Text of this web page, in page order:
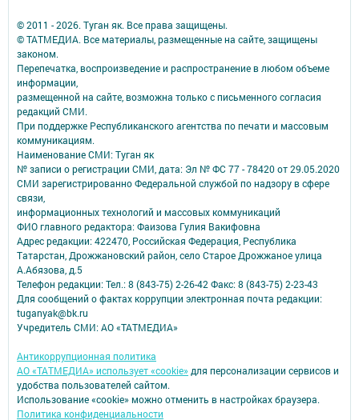
© 2011 - 2026. Туган як. Все права защищены.
© ТАТМЕДИА. Все материалы, размещенные на сайте, защищены
законом.
Перепечатка, воспроизведение и распространение в любом объеме
информации,
размещенной на сайте, возможна только с письменного согласия
редакций СМИ.
При поддержке Республиканского агентства по печати и массовым
коммуникациям.
Наименование СМИ: Туган як
№ записи о регистрации СМИ, дата: Эл № ФС 77 - 78420 от 29.05.2020
СМИ зарегистрированно Федеральной службой по надзору в сфере
связи,
информационных технологий и массовых коммуникаций
ФИО главного редактора: Фаизова Гулия Вакифовна
Адрес редакции: 422470, Российская Федерация, Республика
Татарстан, Дрожжановский район, село Старое Дрожжаное улица
А.Абязова, д.5
Телефон редакции: Тел.: 8 (843-75) 2-26-42 Факс: 8 (843-75) 2-23-43
Для сообщений о фактах коррупции электронная почта редакции:
tuganyak@bk.ru
Учредитель СМИ: АО «ТАТМЕДИА»
Антикоррупционная политика
АО «ТАТМЕДИА» использует «cookie» для персонализации сервисов и
удобства пользователей сайтом.
Использование «cookie» можно отменить в настройках браузера.
Политика конфиденциальности